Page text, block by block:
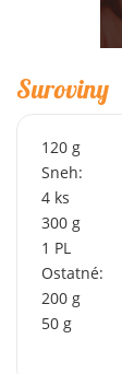
Suroviny
120 g
Sneh:
4 ks
300 g
1 PL
Ostatné:
200 g
50 g